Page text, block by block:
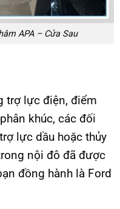
APA – Cửa Sau
trợ lực điện, điểm
khúc, các đối
lực dầu hoặc thủy
nội đô đã được
đồng hành là Ford